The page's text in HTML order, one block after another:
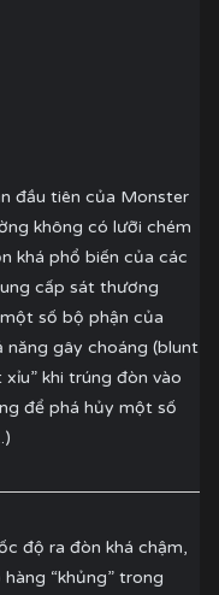
đầu tiên của Monster
không có lưỡi chém
khá phổ biến của các
cấp sát thương
số bộ phận của
năng gây choáng (blunt
khi trúng đòn vào
để phá hủy một số
độ ra đòn khá chậm,
“khủng” trong